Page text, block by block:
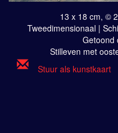
13 x 18 cm, ©
Tweedimensionaal |
Getoond
Stilleven met
Stuur als kunstkaart